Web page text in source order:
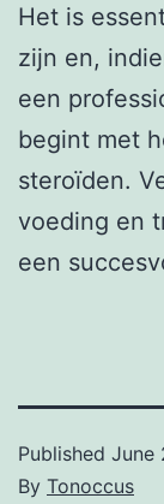
Het is
zijn en,
een
begint met
steroïden.
voeding en
een
Published June
By Tonoccus